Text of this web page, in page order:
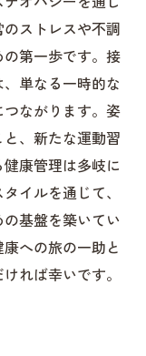
ストレスや不調
第一歩です。接
単なる一時的な
ながります。姿
、新たな運動習
康管理は多岐に
イルを通じて、
基盤を築いてい
への旅の一助と
れば幸いです。